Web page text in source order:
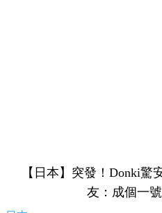
【日本】突發！Donki驚
友：成個一